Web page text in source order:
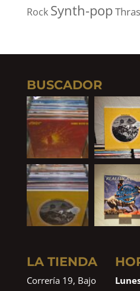
Rock Synth-pop
BUSCADOR
LA TIENDA
Correría 19, Bajo